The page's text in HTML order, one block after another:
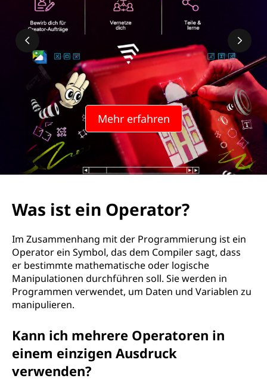
Mehr erfahren
Was ist ein Operator?
Im Zusammenhang mit der Programmierung ist ein
Operator ein Symbol, das dem Compiler sagt, dass
er bestimmte mathematische oder logische
Manipulationen durchführen soll. Sie werden in
Programmen verwendet, um Daten und Variablen zu
manipulieren.
Kann ich mehrere Operatoren in
einem einzigen Ausdruck
verwenden?